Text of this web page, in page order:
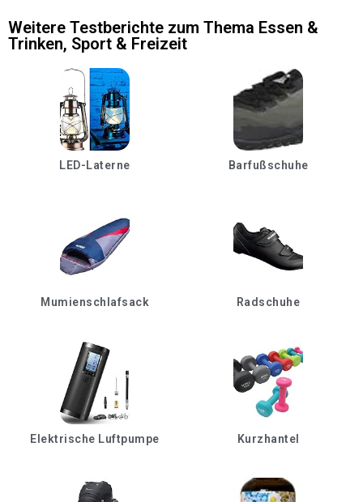
Weitere Testberichte zum Thema Essen &
Trinken, Sport & Freizeit
LED-Laterne Barfußschuhe
Mumienschlafsack Radschuhe
Elektrische Luftpumpe Kurzhantel